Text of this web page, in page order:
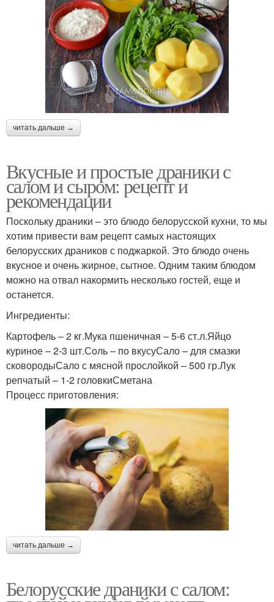
читать дальше →
Вкусные и простые драники с
салом и сыром: рецепт и
рекомендации
Поскольку драники – это блюдо белорусской кухни, то мы
хотим привести вам рецепт самых настоящих
белорусских драников с поджаркой. Это блюдо очень
вкусное и очень жирное, сытное. Одним таким блюдом
можно на отвал накормить несколько гостей, еще и
останется.
Ингредиенты:
Картофель – 2 кг.Мука пшеничная – 5-6 ст.л.Яйцо
куриное – 2-3 шт.Соль – по вкусуСало – для смазки
сковородыСало с мясной прослойкой – 500 гр.Лук
репчатый – 1-2 головкиСметана
Процесс приготовления:
читать дальше →
Белорусские драники с салом: